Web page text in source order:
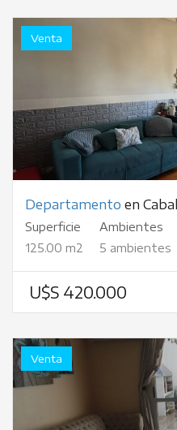
Venta
Departamento en
Superficie
125.00 m2
Ambientes
5 ambientes
U$S 420.000
Venta